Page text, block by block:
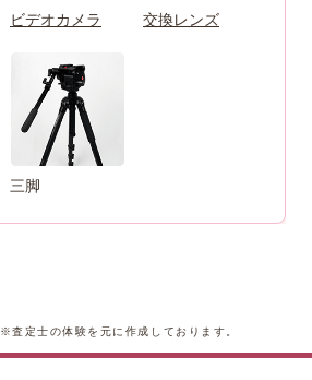
ビデオカメラ 交換レンズ
三脚
※査定士の体験を元に作成しております。